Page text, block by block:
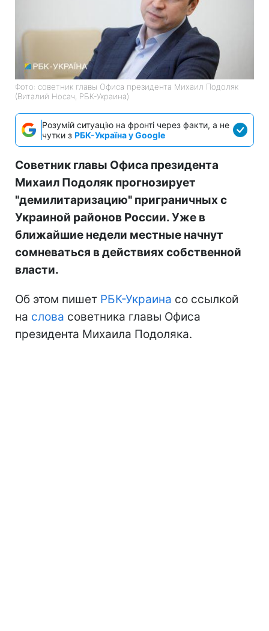
Фото: советник главы Офиса президента Михаил Подоляк
(Виталий Носач, РБК-Украина)
Розумій ситуацію на фронті через факти, а не
чутки з РБК-Україна у Google
Советник главы Офиса президента
Михаил Подоляк прогнозирует
"демилитаризацию" приграничных с
Украиной районов России. Уже в
ближайшие недели местные начнут
сомневаться в действиях собственной
власти.
Об этом пишет РБК-Украина со ссылкой
на слова советника главы Офиса
президента Михаила Подоляка.